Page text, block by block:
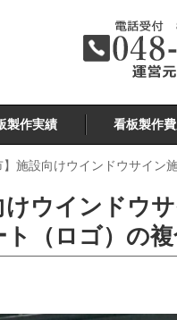
製作実績 看板製作費
】施設向けウインドウサイ
けウインドウ
（ロゴ）の